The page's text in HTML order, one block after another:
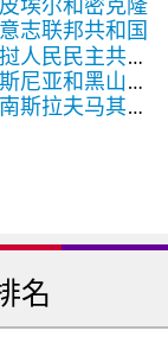
志联邦共和国
人民民主共和
尼亚和黑山共
斯拉夫马其顿
名